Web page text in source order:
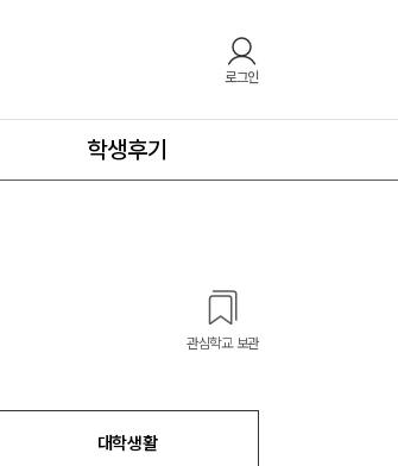
로그인
학생후기
관심학교 보관
대학생활